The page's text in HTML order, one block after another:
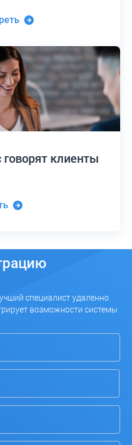
клиенты
специалист удаленно
возможности системы